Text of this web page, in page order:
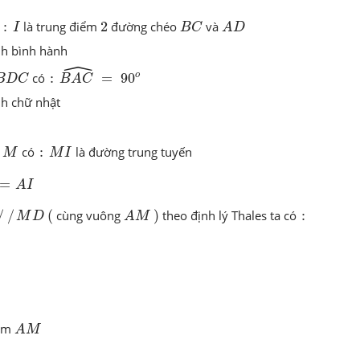
:
: I
I là trung điểm 2
2đường chéo BC
BC và AD
AD
bình hành
DC
DC có :
: ˆ
BAC
BAC^
=
= 90o
90o
chữ nhật
M
M có :
: MI
MI là đường trung tuyến
= AI
/MD
MD (
( cùng vuông AM
AM )
) theo định lý Thales ta có ::
AM
AM